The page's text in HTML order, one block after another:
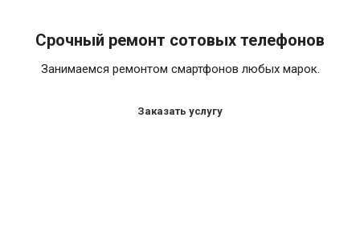
Срочный ремонт сотовых телефонов
Занимаемся ремонтом смартфонов любых марок.
Заказать услугу